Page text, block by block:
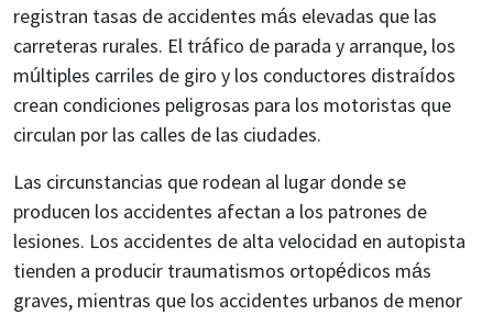
registran tasas de accidentes más elevadas que las
carreteras rurales. El tráfico de parada y arranque, los
múltiples carriles de giro y los conductores distraídos
crean condiciones peligrosas para los motoristas que
circulan por las calles de las ciudades.
Las circunstancias que rodean al lugar donde se
producen los accidentes afectan a los patrones de
lesiones. Los accidentes de alta velocidad en autopista
tienden a producir traumatismos ortopédicos más
graves, mientras que los accidentes urbanos de menor